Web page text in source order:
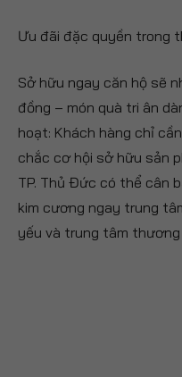
Ưu đãi đặc quyền trong
Sở hữu ngay căn hộ sẽ
đồng – món quà tri ân
hoạt: Khách hàng chỉ
chắc cơ hội sở hữu sản
TP. Thủ Đức có thể cân
kim cương ngay trung
yếu và trung tâm